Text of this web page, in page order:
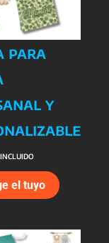
para
y
el tuyo